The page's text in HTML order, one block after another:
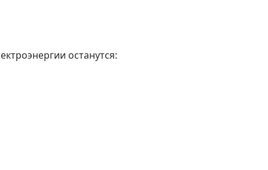
останутся: